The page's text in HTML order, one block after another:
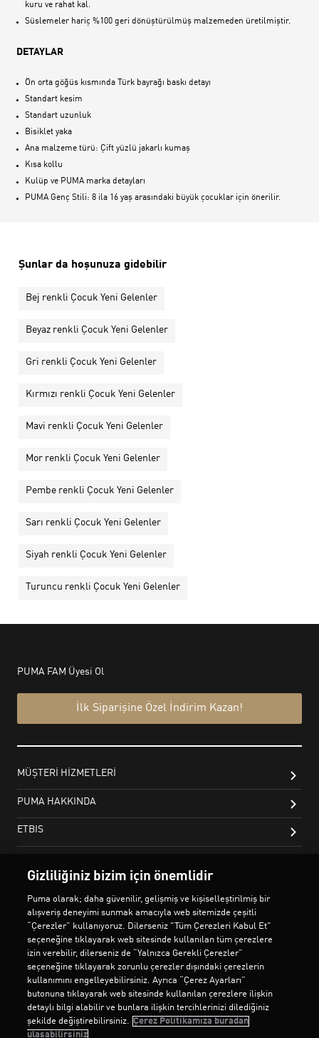
kuru ve rahat kal.
Süslemeler hariç %100 geri dönüştürülmüş malzemeden üretilmiştir.
DETAYLAR
Ön orta göğüs kısmında Türk bayrağı baskı detayı
Standart kesim
Standart uzunluk
Bisiklet yaka
Ana malzeme türü: Çift yüzlü jakarlı kumaş
Kısa kollu
Kulüp ve PUMA marka detayları
PUMA Genç Stili: 8 ila 16 yaş arasındaki büyük çocuklar için önerilir.
Şunlar da hoşunuza gidebilir
Bej renkli Çocuk Yeni Gelenler
Beyaz renkli Çocuk Yeni Gelenler
Gri renkli Çocuk Yeni Gelenler
Kırmızı renkli Çocuk Yeni Gelenler
Mavi renkli Çocuk Yeni Gelenler
Mor renkli Çocuk Yeni Gelenler
Pembe renkli Çocuk Yeni Gelenler
Sarı renkli Çocuk Yeni Gelenler
Siyah renkli Çocuk Yeni Gelenler
Turuncu renkli Çocuk Yeni Gelenler
Gizliliğiniz bizim için önemlidir
Puma olarak; daha güvenilir, gelişmiş ve kişiselleştirilmiş bir
alışveriş deneyimi sunmak amacıyla web sitemizde çeşitli
“Çerezler” kullanıyoruz. Dilerseniz "Tüm Çerezleri Kabul Et"
seçeneğine tıklayarak web sitesinde kullanılan tüm çerezlere
izin verebilir, dilerseniz de “Yalnızca Gerekli Çerezler”
seçeneğine tıklayarak zorunlu çerezler dışındaki çerezlerin
kullanımını engelleyebilirsiniz. Ayrıca “Çerez Ayarları”
butonuna tıklayarak web sitesinde kullanılan çerezlere ilişkin
detaylı bilgi alabilir ve bunlara ilişkin tercihlerinizi dilediğiniz
şekilde değiştirebilirsiniz. Çerez Politikamıza buradan
ulaşabilirsiniz